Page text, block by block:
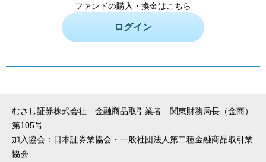
ファンドの購入・換金はこちら
ログイン
むさし証券株式会社 金融商品取引業者 関東財務局長（金商）
第105号
加入協会：日本証券業協会・一般社団法人第二種金融商品取引業
協会